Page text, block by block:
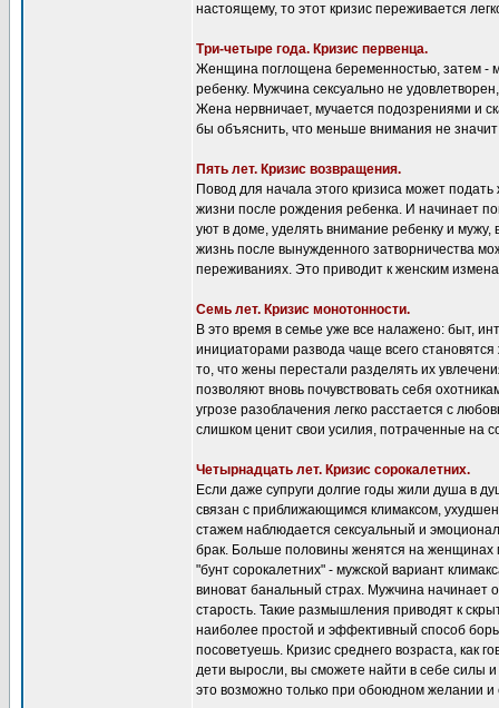
настоящему, то этот кризис переживается
Три-четыре года. Кризис первенца.
Женщина поглощена беременностью, затем -
ребенку. Мужчина сексуально не
Жена нервничает, мучается подозрениями и
бы объяснить, что меньше внимания не
Пять лет. Кризис возвращения.
Повод для начала этого кризиса может
жизни после рождения ребенка. И начинает
уют в доме, уделять внимание ребенку и мужу,
жизнь после вынужденного затворничества
переживаниях. Это приводит к женским
Семь лет. Кризис монотонности.
B это время в семье уже все налажено: быт,
инициаторами развода чаще всего
то, что жены перестали разделять их
позволяют вновь почувствовать себя
угрозе разоблачения легко расстается с
слишком ценит свои усилия, потраченные на
Четырнадцать лет. Кризис сорокалетних.
Если даже супруги долгие годы жили душа в
связан с приближающимся климаксом,
стажем наблюдается сексуальный и
брак. Больше половины женятся на женщинах
"бунт сорокалетних" - мужской вариант
виноват банальный страх. Мужчина начинает
старость. Такие размышления приводят к
наиболее простой и эффективный способ
посоветуешь. Кризис среднего возраста, как
дети выросли, вы сможете найти в себе силы и
это возможно только при обоюдном желании и